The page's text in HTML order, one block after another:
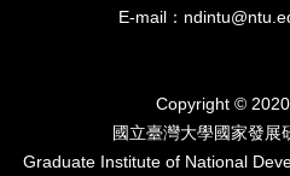
E-mail：
Copyright © 2020
國立臺灣⼤學國家發展
Graduate Institute of National